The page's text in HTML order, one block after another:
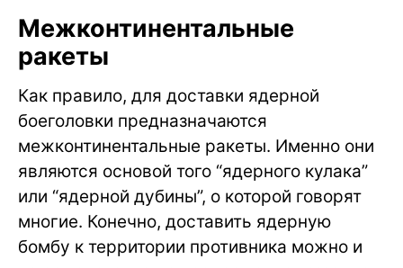
Межконтинентальные
ракеты
Как правило, для доставки ядерной
боеголовки предназначаются
межконтинентальные ракеты. Именно они
являются основой того “ядерного кулака”
или “ядерной дубины”, о которой говорят
многие. Конечно, доставить ядерную
бомбу к территории противника можно и